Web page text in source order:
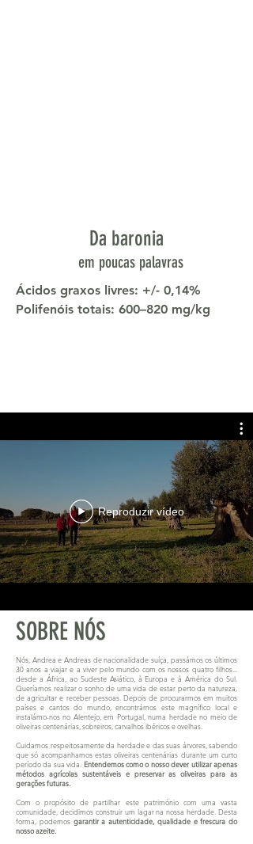
Da baronia
em poucas palavras
Ácidos graxos livres: +/- 0,14%
Polifenóis totais: 600–820 mg/kg
Reproduzir vídeo
SOBRE NÓS
Nós, Andrea e Andreas de nacionalidade suíça, passámos os últimos
30 anos a viajar e a viver pelo mundo com os nossos quatro filhos...
desde a África, ao Sudeste Asiático, à Europa e à América do Sul.
Queríamos realizar o sonho de uma vida de estar perto da natureza,
de agricultar e receber pessoas. Depois de procurarmos em muitos
países e cantos do mundo, encontrámos este magnífico local e
instalámo-nos no Alentejo, em Portugal, numa herdade no meio de
oliveiras centenárias, sobreiros, carvalhos ibéricos e ovelhas.
Cuidamos respeitosamente da herdade e das suas árvores, sabendo
que só acompanhamos estas oliveiras centenárias durante um curto
período da sua vida. Entendemos como o nosso dever utilizar apenas
métodos agrícolas sustentáveis e preservar as oliveiras para as
gerações futuras.
Com o propósito de partilhar este património com uma vasta
comunidade, decidimos construir um lagar na nossa herdade. Desta
forma, podemos garantir a autenticidade, qualidade e frescura do
nosso azeite.